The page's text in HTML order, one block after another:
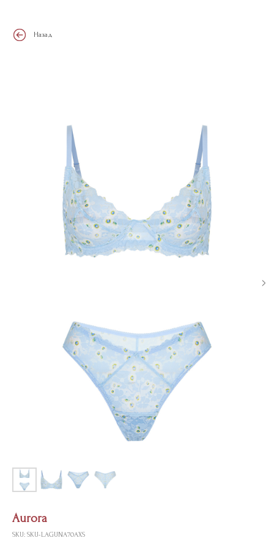
Назад
Aurora
SKU: SKU-LAGUNA70AXS